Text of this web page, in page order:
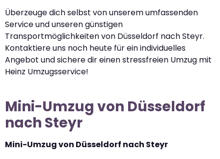
Überzeuge dich selbst von unserem umfassenden
Service und unseren günstigen
Transportmöglichkeiten von Düsseldorf nach Steyr.
Kontaktiere uns noch heute für ein individuelles
Angebot und sichere dir einen stressfreien Umzug mit
Heinz Umzugsservice!
Mini-Umzug von Düsseldorf
nach Steyr
Mini-Umzug von Düsseldorf nach Steyr